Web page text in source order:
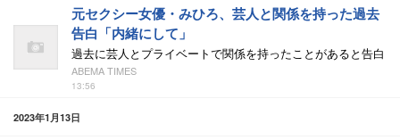
元セクシー女優・みひろ、芸人と関係を持った過去
告白「内緒にして」
過去に芸人とプライベートで関係を持ったことがあると告白
ABEMA TIMES
13:56
2023年1月13日